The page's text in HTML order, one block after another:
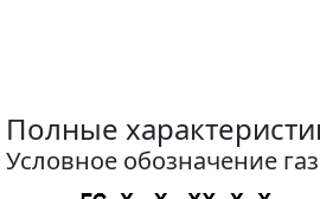
Полные
Условное обозначение